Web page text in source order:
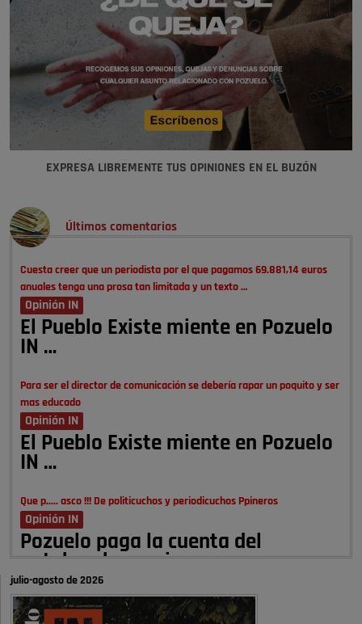
EXPRESA LIBREMENTE TUS OPINIONES EN EL BUZÓN
Últimos comentarios
Cuesta creer que un periodista por el que pagamos 69.881,14 euros
anuales tenga una prosa tan limitada y un texto …
Opinión IN
El Pueblo Existe miente en Pozuelo
IN …
Para ser el director de comunicación se debería rapar un poquito y ser
mas educado
Opinión IN
El Pueblo Existe miente en Pozuelo
IN …
Que p..... asco !!! De politicuchos y periodicuchos Ppineros
Opinión IN
Pozuelo paga la cuenta del
autobombo: casi …
Señora Alcaldesa Ud no ha vivido nunca en Pozuelo , pero yo si desde
hace más de 60 años , …
julio-agosto de 2026